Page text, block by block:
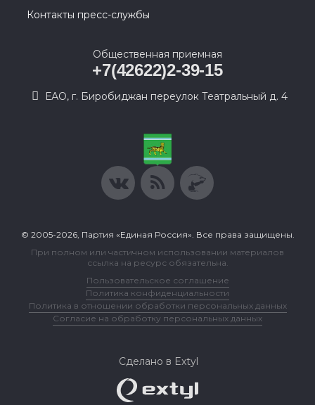
Контакты пресс-службы
Общественная приемная
+7(42622)2-39-15
ЕАО, г. Биробиджан переулок Театральный д. 4
© 2005-2026, Партия «Единая Россия». Все права защищены.
При полном или частичном использовании материалов
ссылка на ресурс обязательна.
Пользовательское соглашение
Политика конфиденциальности
Политика в отношении обработки персональных данных
Согласие на обработку персональных данных
Сделано в Extyl